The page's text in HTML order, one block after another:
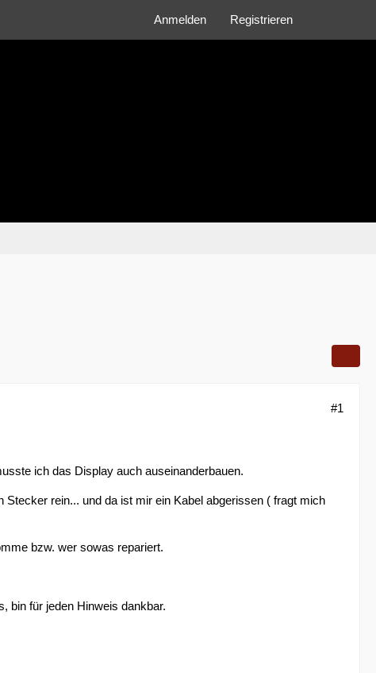
Anmelden Registrieren
#1
ich das Display auch auseinanderbauen.
rein... und da ist mir ein Kabel abgerissen ( fragt mich
bzw. wer sowas repariert.
bin für jeden Hinweis dankbar.